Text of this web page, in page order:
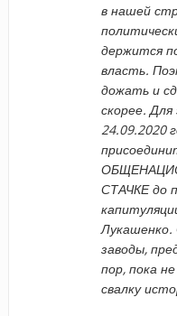
в нашей
держится
власть.
дожать и
скорее.
24.09.2020
СТАЧКЕ до
заводы,
пор, пока
свалку